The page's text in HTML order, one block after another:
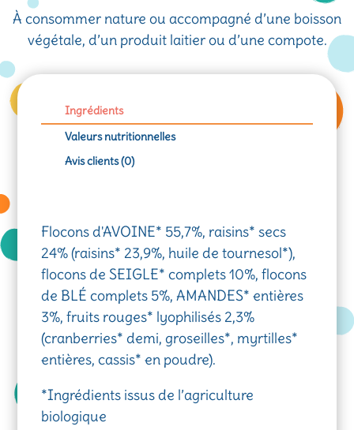
À consommer nature ou accompagné d’une boisson
végétale, d’un produit laitier ou d’une compote.
Ingrédients
Valeurs nutritionnelles
Avis clients (0)
Flocons d'AVOINE* 55,7%, raisins* secs
24% (raisins* 23,9%, huile de tournesol*),
flocons de SEIGLE* complets 10%, flocons
de BLÉ complets 5%, AMANDES* entières
3%, fruits rouges* lyophilisés 2,3%
(cranberries* demi, groseilles*, myrtilles*
entières, cassis* en poudre).
*Ingrédients issus de l’agriculture
biologique